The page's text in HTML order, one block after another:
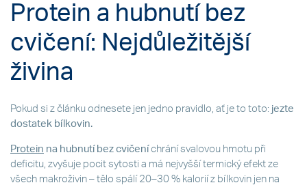
Protein a hubnutí bez
cvičení: Nejdůležitější
živina
Pokud si z článku odnesete jen jedno pravidlo, ať je to toto: jezte
dostatek bílkovin.
Protein na hubnutí bez cvičení chrání svalovou hmotu při
deficitu, zvyšuje pocit sytosti a má nejvyšší termický efekt ze
všech makroživin – tělo spálí 20–30 % kalorií z bílkovin jen na